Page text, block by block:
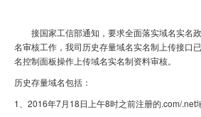
主机托管
域名注册
虚拟主机
接国家工信部通知，要求全面落实域名实名
名审核工作，我司历史存量域名实名制上传接口
名控制面板操作上传域名实名制资料审核。
历史存量域名包括：
1、2016年7月18日上午8时之前注册的.com/.net